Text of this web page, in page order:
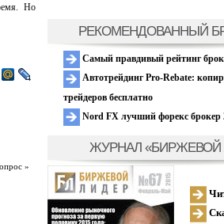
Но
»
РЕКОМЕНДОВАННЫЙ
Самый правдивый рейтинг
Автотрейдинг Pro-Rebate:
трейдеров бесплатно
Nord FX лучший форекс брокер
ЖУРНАЛ «БИРЖЕВОЙ